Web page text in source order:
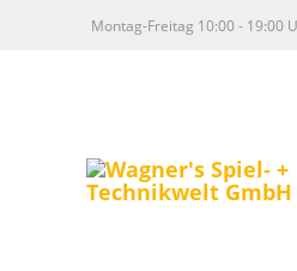
Montag-Freitag 10:00 - 19:00